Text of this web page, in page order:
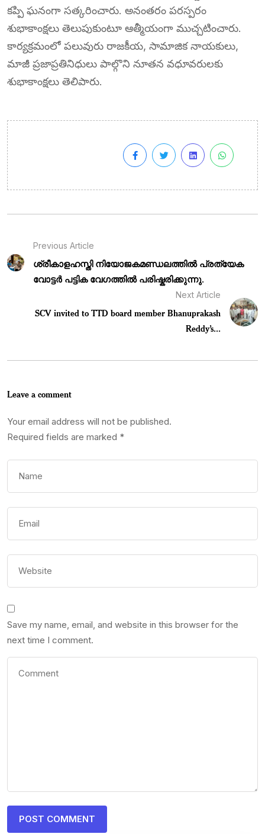
కప్పి ఘనంగా సత్కరించారు. అనంతరం పరస్పరం
శుభాకాంక్షలు తెలుపుకుంటూ ఆత్మీయంగా ముచ్చటించారు.
కార్యక్రమంలో పలువురు రాజకీయ, సామాజిక నాయకులు,
మాజీ ప్రజాప్రతినిధులు పాల్గొని నూతన వధూవరులకు
శుభాకాంక్షలు తెలిపారు.
Previous Article
ശ്രീകാളഹസ്തി നിയോജകമണ്ഡലത്തിൽ പ്രത്യേക
വോട്ടർ പട്ടിക വേഗത്തിൽ പരിഷ്കരിക്കുന്നു.
Next Article
SCV invited to TTD board member Bhanuprakash
Reddy’s...
Leave a comment
Your email address will not be published.
Required fields are marked *
Save my name, email, and website in this browser for the
next time I comment.